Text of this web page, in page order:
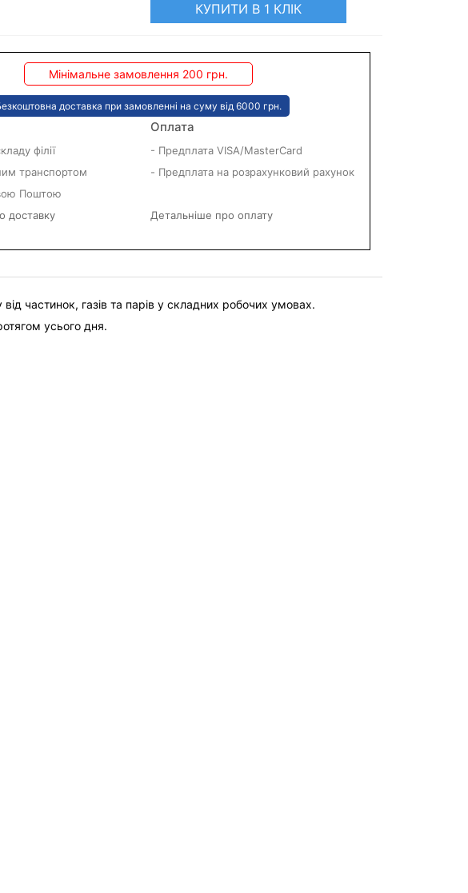
КУПИТИ В 1 КЛІК
Мінімальне замовлення 200 грн.
доставка при замовленні на суму від 6000 грн.
філії
транспортом
Поштою
доставку
Оплата
- Предплата VISA/MasterCard
- Предплата на розрахунковий рахунок
Детальніше про оплату
частинок, газів та парів у складних робочих умовах.
усього дня.